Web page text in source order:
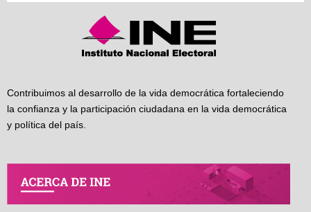
Contribuimos al desarrollo de la vida democrática fortaleciendo
la confianza y la participación ciudadana en la vida democrática
y política del país.